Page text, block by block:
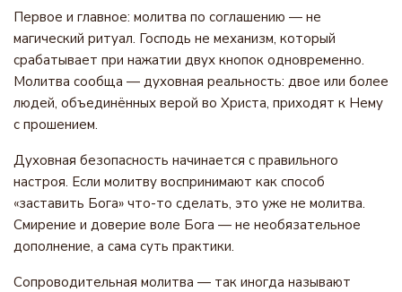
Первое и главное: молитва по соглашению — не
магический ритуал. Господь не механизм, который
срабатывает при нажатии двух кнопок одновременно.
Молитва сообща — духовная реальность: двое или более
людей, объединённых верой во Христа, приходят к Нему
с прошением.
Духовная безопасность начинается с правильного
настроя. Если молитву воспринимают как способ
«заставить Бога» что-то сделать, это уже не молитва.
Смирение и доверие воле Бога — не необязательное
дополнение, а сама суть практики.
Сопроводительная молитва — так иногда называют